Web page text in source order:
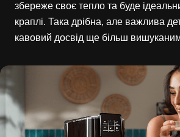
збереже своє тепло та буде
краплі. Така дрібна, але важлива
кавовий досвід ще більш